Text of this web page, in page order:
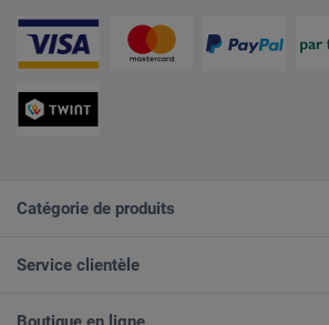
Catégorie de produits
Service clientèle